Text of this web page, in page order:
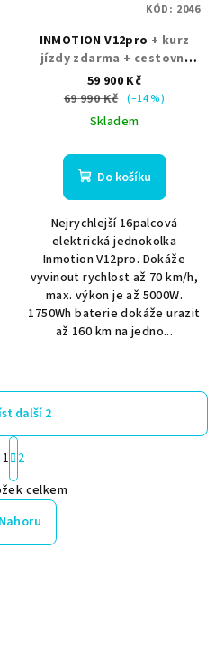
INMOTION V12pro + kurz
jízdy zdarma + cestovní
nářadí + chrániče
59 900 Kč
69 990 Kč (–14 %)
Skladem
Do košíku
Nejrychlejší 16palcová
elektrická jednokolka
Inmotion V12pro. Dokáže
vyvinout rychlost až 70 km/h,
max. výkon je až 5000W.
1750Wh baterie dokáže urazit
až 160 km na jedno...
KÓD: 2046
O
v
l
á
další 2
S
t
r
á
n
k
o
1 2
celkem
Nahoru